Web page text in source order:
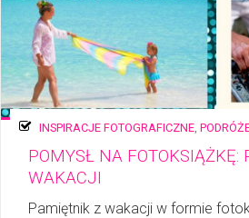
INSPIRACJE FOTOGRAFICZNE,
POMYSŁ NA FOTOKSIĄŻKĘ:
WAKACJI
Pamiętnik z wakacji w formie